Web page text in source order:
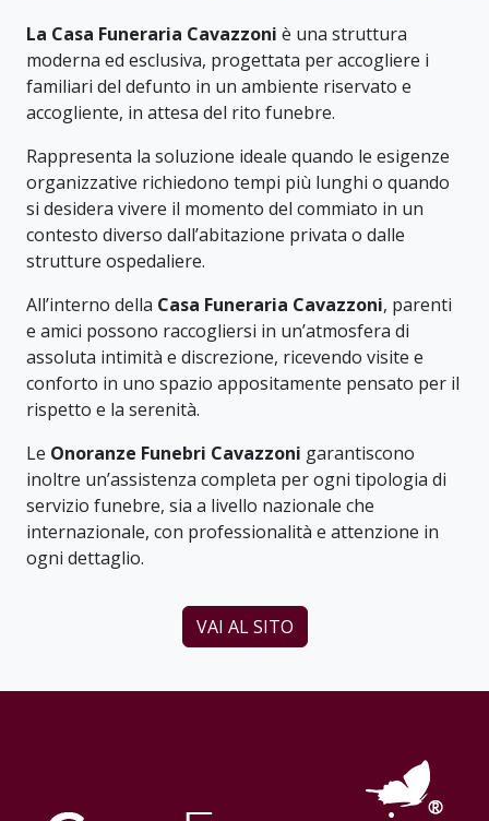
La Casa Funeraria Cavazzoni è una struttura
moderna ed esclusiva, progettata per accogliere i
familiari del defunto in un ambiente riservato e
accogliente, in attesa del rito funebre.
Rappresenta la soluzione ideale quando le esigenze
organizzative richiedono tempi più lunghi o quando
si desidera vivere il momento del commiato in un
contesto diverso dall’abitazione privata o dalle
strutture ospedaliere.
All’interno della Casa Funeraria Cavazzoni, parenti
e amici possono raccogliersi in un’atmosfera di
assoluta intimità e discrezione, ricevendo visite e
conforto in uno spazio appositamente pensato per il
rispetto e la serenità.
Le Onoranze Funebri Cavazzoni garantiscono
inoltre un’assistenza completa per ogni tipologia di
servizio funebre, sia a livello nazionale che
internazionale, con professionalità e attenzione in
ogni dettaglio.
VAI AL SITO